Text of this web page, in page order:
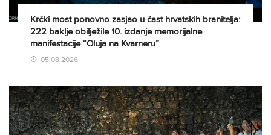
Krčki most ponovno zasjao u čast hrvatskih branitelja:
222 baklje obilježile 10. izdanje memorijalne
manifestacije “Oluja na Kvarneru”
05.08.2026